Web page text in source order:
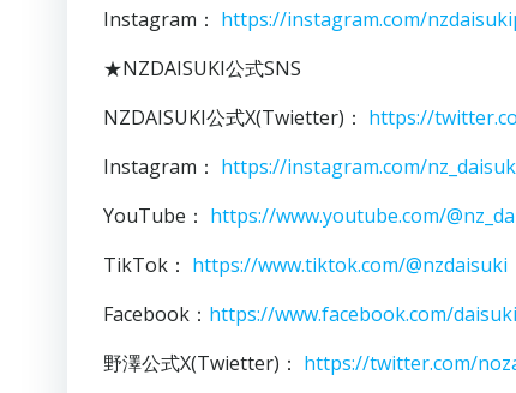
Instagram： https://instagram.com/
★NZDAISUKI公式SNS
NZDAISUKI公式X(Twietter)： https://
Instagram： https://instagram.com/
YouTube： https://www.youtube.com/
TikTok： https://www.tiktok.com/@nzdaisuki
Facebook： https://www.facebook.com/
野澤公式X(Twietter)： https://twitter.com/